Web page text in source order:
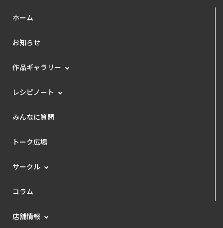
ホーム
お知らせ
作品ギャラリー
レシピノート
みんなに質問
トーク広場
サークル
コラム
店舗情報